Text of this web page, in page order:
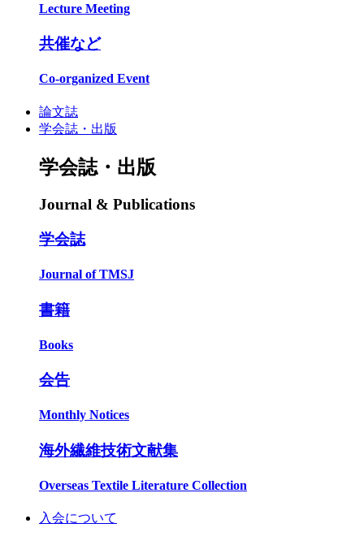
Lecture Meeting
共催など
Co-organized Event
論文誌
学会誌・出版
学会誌・出版
Journal & Publications
学会誌
Journal of TMSJ
書籍
Books
会告
Monthly Notices
海外繊維技術文献集
Overseas Textile Literature Collection
入会について